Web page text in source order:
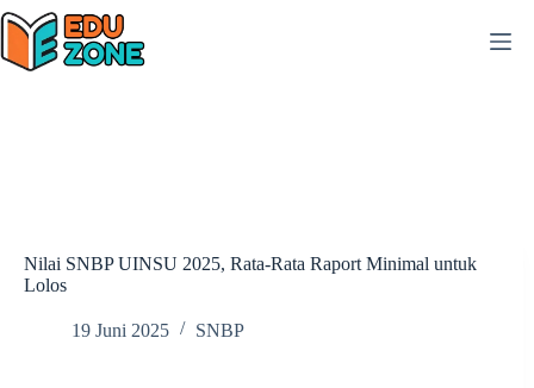
Skip
to
content
Nilai SNBP UINSU 2025, Rata-Rata Raport Minimal untuk
Lolos
19 Juni 2025 SNBP